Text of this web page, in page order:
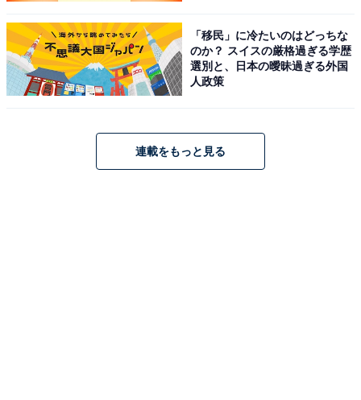
「移民」に冷たいのはどっちな
のか？ スイスの厳格過ぎる学歴
選別と、日本の曖昧過ぎる外国
人政策
連載をもっと見る